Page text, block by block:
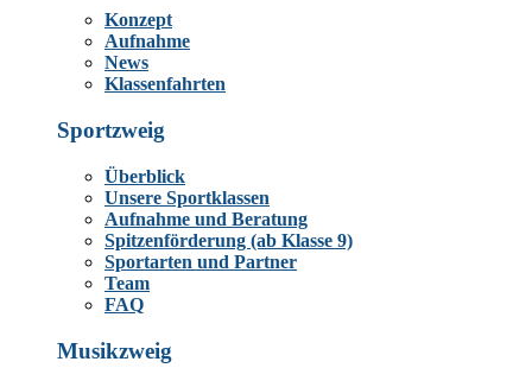
Konzept
Aufnahme
News
Klassenfahrten
Sportzweig
Überblick
Unsere Sportklassen
Aufnahme und Beratung
Spitzenförderung (ab Klasse 9)
Sportarten und Partner
Team
FAQ
Musikzweig